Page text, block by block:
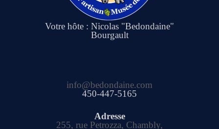
Votre hôte : Nicolas "Bedondaine"
Bourgault
info@bedondaine.com
450-447-5165
Adresse
255, rue Petrozza, Chambly,